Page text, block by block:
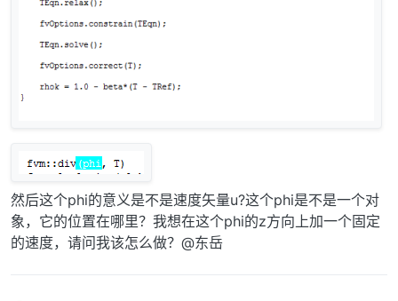
然后这个phi的意义是不是速度矢量u?这个phi是不是一个对
象，它的位置在哪里？我想在这个phi的z方向上加一个固定
的速度，请问我该怎么做？@东岳